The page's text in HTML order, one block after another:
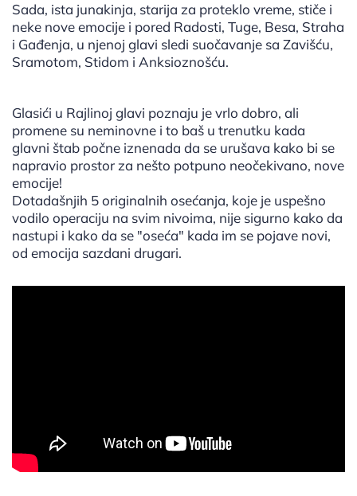
Sada, ista junakinja, starija za proteklo vreme, stiče i
neke nove emocije i pored Radosti, Tuge, Besa, Straha
i Gađenja, u njenoj glavi sledi suočavanje sa Zavišću,
Sramotom, Stidom i Anksioznošću.
Glasići u Rajlinoj glavi poznaju je vrlo dobro, ali
promene su neminovne i to baš u trenutku kada
glavni štab počne iznenada da se urušava kako bi se
napravio prostor za nešto potpuno neočekivano, nove
emocije!
Dotadašnjih 5 originalnih osećanja, koje je uspešno
vodilo operaciju na svim nivoima, nije sigurno kako da
nastupi i kako da se "oseća" kada im se pojave novi,
od emocija sazdani drugari.